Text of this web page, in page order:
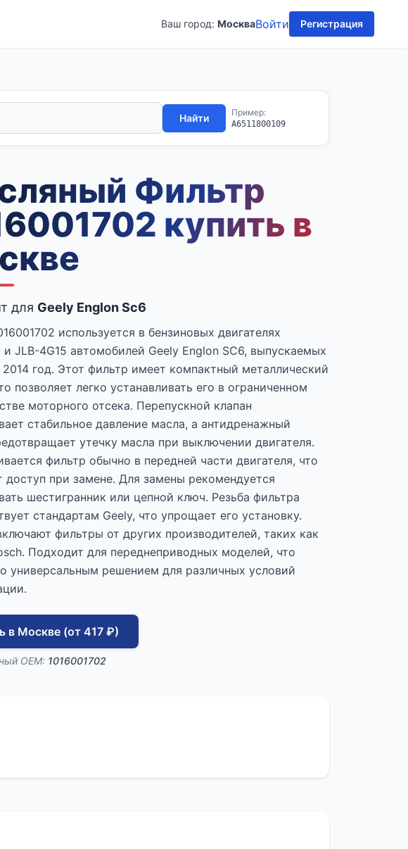
Ваш город: МоскваВойти Регистрация
Найти Пример:
A6511800109
Фильтр
купить в
для Geely Englon Sc6
используется в бензиновых двигателях
и JLB-4G15 автомобилей Geely Englon SC6, выпускаемых
год. Этот фильтр имеет компактный металлический
позволяет легко устанавливать его в ограниченном
моторного отсека. Перепускной клапан
стабильное давление масла, а антидренажный
утечку масла при выключении двигателя.
фильтр обычно в передней части двигателя, что
доступ при замене. Для замены рекомендуется
шестигранник или цепной ключ. Резьба фильтра
стандартам Geely, что упрощает его установку.
фильтры от других производителей, таких как
Подходит для переднеприводных моделей, что
универсальным решением для различных условий
в Москве (от 417 ₽)
OEM: 1016001702